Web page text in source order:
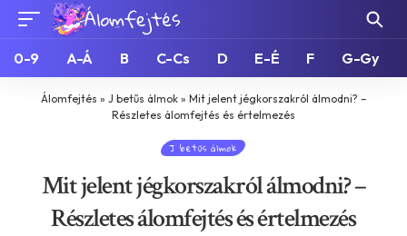
0-9 A-Á B C-Cs D E-É F G-Gy
Álomfejtés » J betűs álmok» Mit jelent jégkorszakról álmodni? –
Részletes álomfejtés és értelmezés
J betűs álmok
Mit jelent jégkorszakról álmodni? –
Részletes álomfejtés és értelmezés